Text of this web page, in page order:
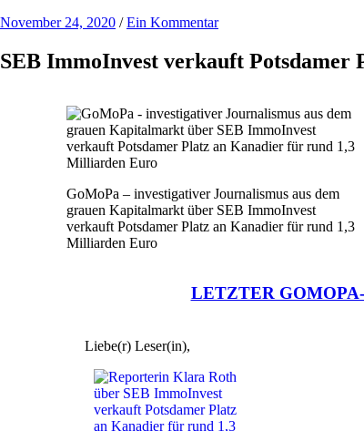
November 24, 2020 / Ein Kommentar
SEB ImmoInvest verkauft
GoMoPa – investigativer Journalismus aus dem
grauen Kapitalmarkt über SEB ImmoInvest
verkauft Potsdamer Platz an Kanadier für rund 1,3
Milliarden Euro
LETZTER
Liebe(r) Leser(in),